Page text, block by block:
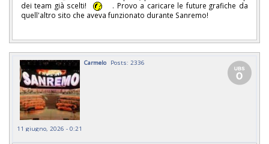
dei team già scelti!
. Provo a caricare le future grafiche da
quell'altro sito che aveva funzionato durante Sanremo!
Carmelo Posts: 2336
11 giugno, 2026 - 0:21